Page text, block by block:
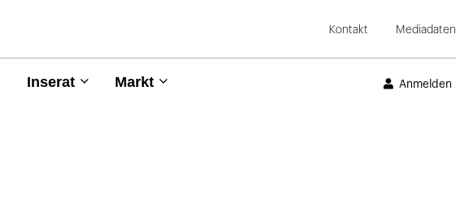
Kontakt Mediadaten
Inserat Markt Anmelden